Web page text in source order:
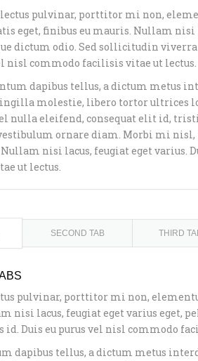
lectus pulvinar, porttitor mi non,
eget, finibus eu mauris. Nullam nisi
dictum odio. Sed sollicitudin
nisl commodo facilisis vitae ut lectus.
dapibus tellus, a dictum metus
molestie, libero tortor ultrices
nulla eleifend, consequat elit id,
ornare diam. Morbi mi
nisi lacus, feugiat eget varius.
ut lectus.
SECOND TAB THIRD
pulvinar, porttitor mi non,
nisi lacus, feugiat eget varius eget,
id. Duis eu purus vel nisl commodo
dapibus tellus, a dictum metus